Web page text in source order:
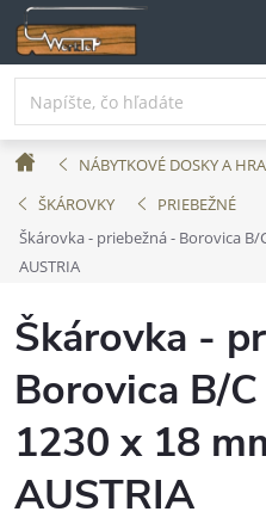
Prejsť
na
obsah
DomovNÁBYTKOVÉ DOSKY A
ŠKÁROVKY
PRIEBEŽNÉ
Škárovka - priebežná - Borovica B/
AUSTRIA
Škárovka -
Borovica B/
1230 x 18
AUSTRIA